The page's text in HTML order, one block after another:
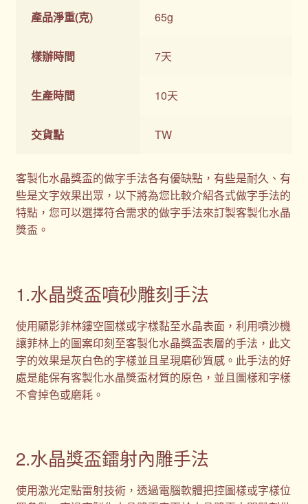
產品淨重(克) 65g
樣辦時間 7天
生產時間 10天
交貨點 TW
客製化水晶獎盃的做字手法各有優缺點，有些是耐久、有
些是文字效果出眾，以下將為您比較介紹各式做字手法的
特點，您可以選擇符合需求的做字手法來訂製客製化水晶
獎盃。
1.水晶獎盃噴砂雕刻手法
使用顯影菲林鏤空圖樣或字樣黏至水晶表面，利用噴沙機
讓菲林上的圖案印刻至客製化水晶獎盃表層的手法，此文
字的效果是灰白色的字樣並且呈現磨砂質感。此手法的好
處是能保有客製化水晶獎盃材質的原色，並且圖樣和字樣
不會掉色或磨耗。
2.水晶獎盃鐳射內雕手法
使用激光定點雷射技術，透過電腦軟體把控圖樣或字樣位